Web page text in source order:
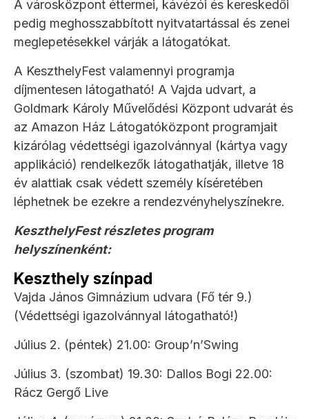
A városközpont éttermei, kávézói és kereskedői
pedig meghosszabbított nyitvatartással és zenei
meglepetésekkel várják a látogatókat.
A KeszthelyFest valamennyi programja
díjmentesen látogatható! A Vajda udvart, a
Goldmark Károly Művelődési Központ udvarát és
az Amazon Ház Látogatóközpont programjait
kizárólag védettségi igazolvánnyal (kártya vagy
applikáció) rendelkezők látogathatják, illetve 18
év alattiak csak védett személy kíséretében
léphetnek be ezekre a rendezvényhelyszínekre.
KeszthelyFest részletes program
helyszínenként:
Keszthely színpad
Vajda János Gimnázium udvara (Fő tér 9.)
(Védettségi igazolvánnyal látogatható!)
Július 2. (péntek) 21.00: Group’n’Swing
Július 3. (szombat) 19.30: Dallos Bogi 22.00:
Rácz Gergő Live